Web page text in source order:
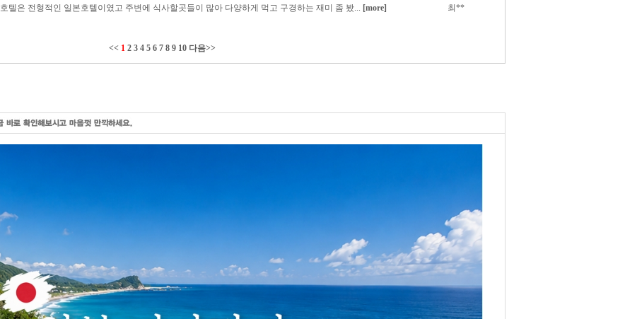
호텔은 전형적인 일본호텔이였고 주변에 식사할곳들이 많아 다양하게 먹고 구경하는 재미 좀 봤... [more] 최**
<< 1 2 3 4 5 6 7 8 9 10 다음>>